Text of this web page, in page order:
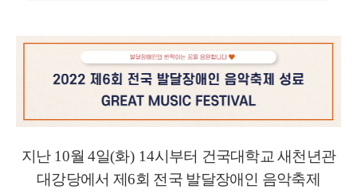
지난 10월4일(화) 14시부터 건국대학교 새천년관
대강당에서 제 6회 전국 발달장애인 음악축제